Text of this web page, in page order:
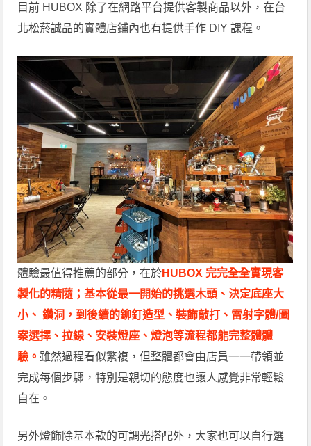
目前 HUBOX 除了在網路平台提供客製商品以外，在台
北松菸誠品的實體店鋪內也有提供手作 DIY 課程。
體驗最值得推薦的部分，在於HUBOX 完完全全實現客
製化的精隨；基本從最一開始的挑選木頭、決定底座大
小、 鑽洞，到後續的鉚釘造型、裝飾敲打、雷射字體/圖
案選擇、拉線、安裝燈座、燈泡等流程都能完整體體
驗。 雖然過程看似繁複，但整體都會由店員一一帶領並
完成每個步驟，特別是親切的態度也讓人感覺非常輕鬆
自在。
另外燈飾除基本款的可調光搭配外，大家也可以自行選